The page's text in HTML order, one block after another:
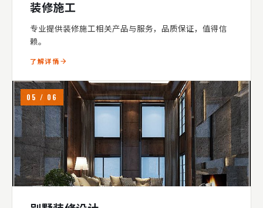
装修施工
专业提供装修施工相关产品与服务，品质保证，值得信
赖。
了解详情
05 / 06